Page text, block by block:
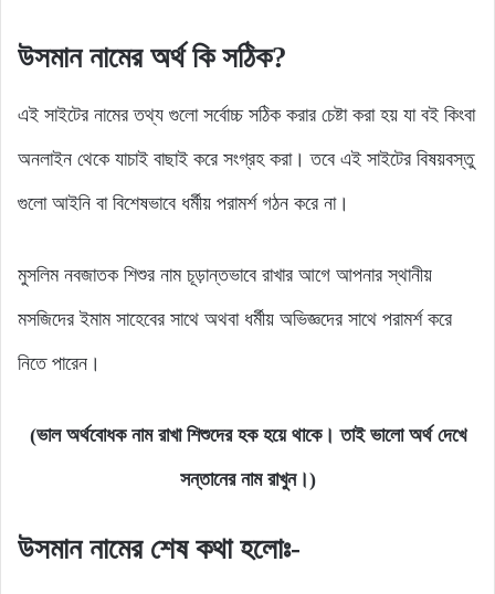
উসমান নামের অর্থ কি সঠিক?
এই সাইটের নামের তথ্য গুলো সর্বোচ্চ সঠিক করার চেষ্টা করা হয় যা বই কিংবা
অনলাইন থেকে যাচাই বাছাই করে সংগ্রহ করা। তবে এই সাইটের বিষয়বস্তু
গুলো আইনি বা বিশেষভাবে ধর্মীয় পরামর্শ গঠন করে না।
মুসলিম নবজাতক শিশুর নাম চূড়ান্তভাবে রাখার আগে আপনার স্থানীয়
মসজিদের ইমাম সাহেবের সাথে অথবা ধর্মীয় অভিজ্ঞদের সাথে পরামর্শ করে
নিতে পারেন।
(ভাল অর্থবোধক নাম রাখা শিশুদের হক হয়ে থাকে। তাই ভালো অর্থ দেখে
সন্তানের নাম রাখুন।)
উসমান নামের শেষ কথা হলোঃ-